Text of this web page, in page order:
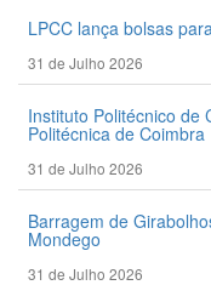
LPCC lança bolsas
31 de Julho 2026
Instituto Politécnico de
Politécnica de Coimbra
31 de Julho 2026
Barragem de
Mondego
31 de Julho 2026